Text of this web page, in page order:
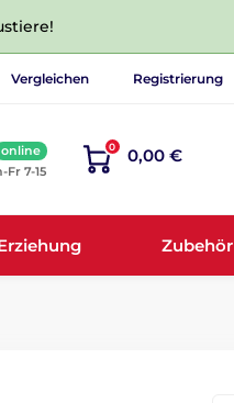
Vergleichen Registrierung
online
Fr 7-15
0 0,00 €
Zubehör